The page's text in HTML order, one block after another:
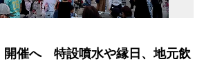
開催へ 特設噴水や縁日、地元飲